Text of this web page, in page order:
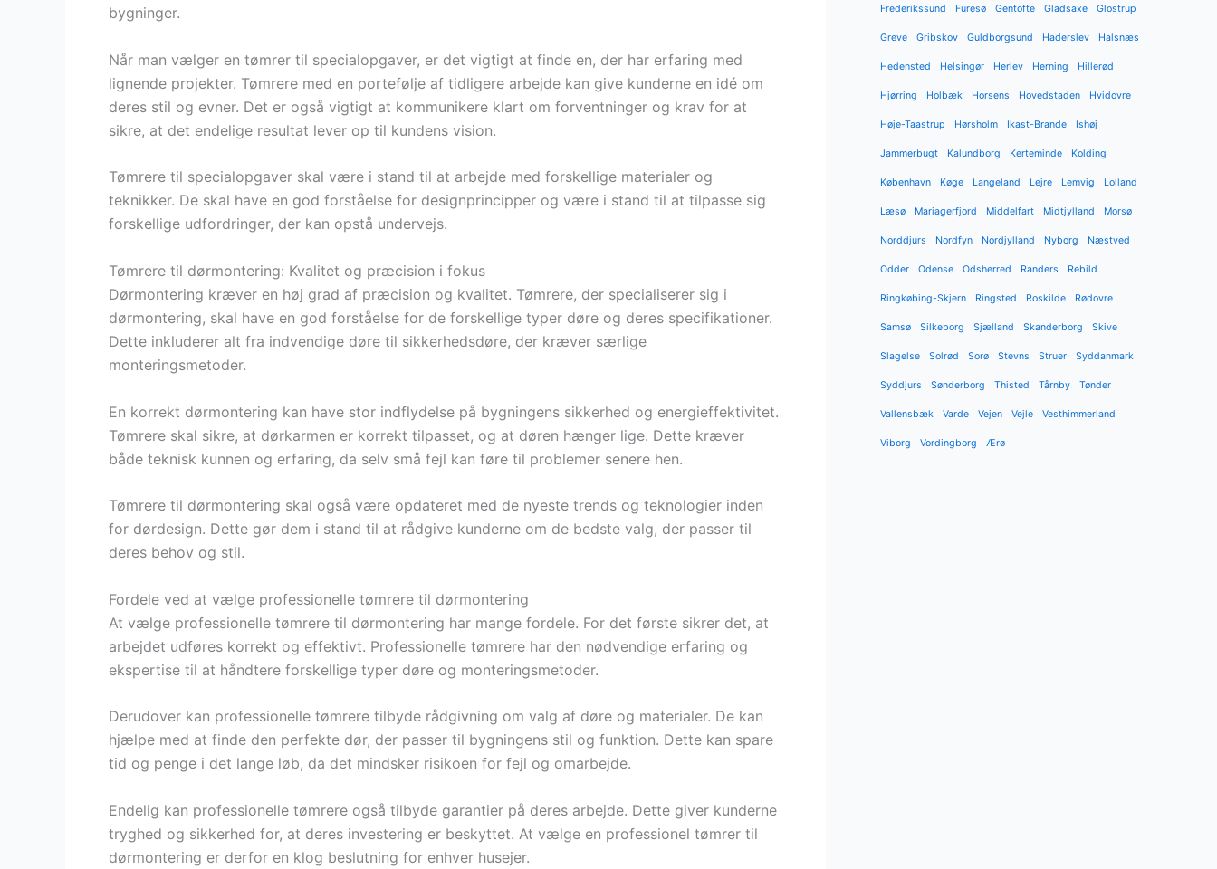
bygninger.
Når man vælger en tømrer til specialopgaver, er det vigtigt at finde en, der har erfaring med
lignende projekter. Tømrere med en portefølje af tidligere arbejde kan give kunderne en idé om
deres stil og evner. Det er også vigtigt at kommunikere klart om forventninger og krav for at
sikre, at det endelige resultat lever op til kundens vision.
Tømrere til specialopgaver skal være i stand til at arbejde med forskellige materialer og
teknikker. De skal have en god forståelse for designprincipper og være i stand til at tilpasse sig
forskellige udfordringer, der kan opstå undervejs.
Tømrere til dørmontering: Kvalitet og præcision i fokus
Dørmontering kræver en høj grad af præcision og kvalitet. Tømrere, der specialiserer sig i
dørmontering, skal have en god forståelse for de forskellige typer døre og deres specifikationer.
Dette inkluderer alt fra indvendige døre til sikkerhedsdøre, der kræver særlige
monteringsmetoder.
En korrekt dørmontering kan have stor indflydelse på bygningens sikkerhed og energieffektivitet.
Tømrere skal sikre, at dørkarmen er korrekt tilpasset, og at døren hænger lige. Dette kræver
både teknisk kunnen og erfaring, da selv små fejl kan føre til problemer senere hen.
Tømrere til dørmontering skal også være opdateret med de nyeste trends og teknologier inden
for dørdesign. Dette gør dem i stand til at rådgive kunderne om de bedste valg, der passer til
deres behov og stil.
Fordele ved at vælge professionelle tømrere til dørmontering
At vælge professionelle tømrere til dørmontering har mange fordele. For det første sikrer det, at
arbejdet udføres korrekt og effektivt. Professionelle tømrere har den nødvendige erfaring og
ekspertise til at håndtere forskellige typer døre og monteringsmetoder.
Derudover kan professionelle tømrere tilbyde rådgivning om valg af døre og materialer. De kan
hjælpe med at finde den perfekte dør, der passer til bygningens stil og funktion. Dette kan spare
tid og penge i det lange løb, da det mindsker risikoen for fejl og omarbejde.
Endelig kan professionelle tømrere også tilbyde garantier på deres arbejde. Dette giver kunderne
tryghed og sikkerhed for, at deres investering er beskyttet. At vælge en professionel tømrer til
dørmontering er derfor en klog beslutning for enhver husejer.
Frederikssund Furesø Gentofte Gladsaxe Glostrup
Greve Gribskov Guldborgsund Haderslev Halsnæs
Hedensted Helsingør Herlev Herning Hillerød
Hjørring Holbæk Horsens Hovedstaden Hvidovre
Høje-Taastrup Hørsholm Ikast-Brande Ishøj
Jammerbugt Kalundborg Kerteminde Kolding
København Køge Langeland Lejre Lemvig Lolland
Læsø Mariagerfjord Middelfart Midtjylland Morsø
Norddjurs Nordfyn Nordjylland Nyborg Næstved
Odder Odense Odsherred Randers Rebild
Ringkøbing-Skjern Ringsted Roskilde Rødovre
Samsø Silkeborg Sjælland Skanderborg Skive
Slagelse Solrød Sorø Stevns Struer Syddanmark
Syddjurs Sønderborg Thisted Tårnby Tønder
Vallensbæk Varde Vejen Vejle Vesthimmerland
Viborg Vordingborg Ærø